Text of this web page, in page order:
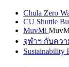
Chula Zero
CU Shuttle
MuvMi
จุฬาฯ กับคว
Sustainability